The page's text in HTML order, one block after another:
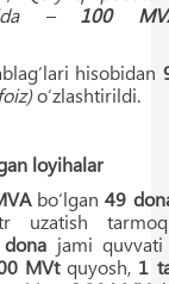
– 100
hisobidan
o‘zlashtirildi.
loyihalar
bo‘lgan49
uzatish
dona jami
MVtquyosh, 1